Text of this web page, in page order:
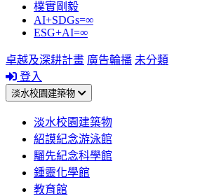
樸實剛毅
AI+SDGs=∞
ESG+AI=∞
卓越及深耕計畫 廣告輪播 未分類
登入
淡水校園建築物
淡水校園建築物
紹謨紀念游泳館
騮先紀念科學館
鍾靈化學館
教育館